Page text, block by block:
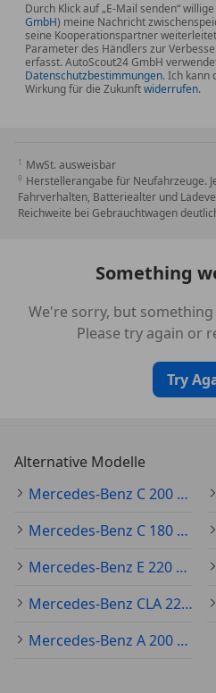
*Fußmatten Velours
*Gepäck-/
*Getränkehalter vorn
*Heckklappe mit
Schließsystem
*Infotainment-System:
*Innenhimmel Stoff
Mercedes me connect
*Media-Display
Durch Klick auf „E-Mail senden“
GmbH) meine Nachricht
seine Kooperationspartner
Parameter des Händlers zur
erfasst. AutoScout24 GmbH
Datenschutzbestimmungen. Ich kann
Wirkung für die Zukunftwiderrufen.
MwSt. ausweisbar
Herstellerangabe für Neufahrzeuge.
Fahrverhalten, Batteriealter und
Reichweite bei Gebrauchtwagen
Something
We're sorry, but
Please try again or
Try
Alternative Modelle
Mercedes-Benz C 200 Gebraucht
Mercedes-Benz C 180 Gebraucht
Mercedes-Benz E 220 Gebraucht
Mercedes-Benz CLA 220 Gebraucht
Mercedes-Benz A 200 Gebraucht